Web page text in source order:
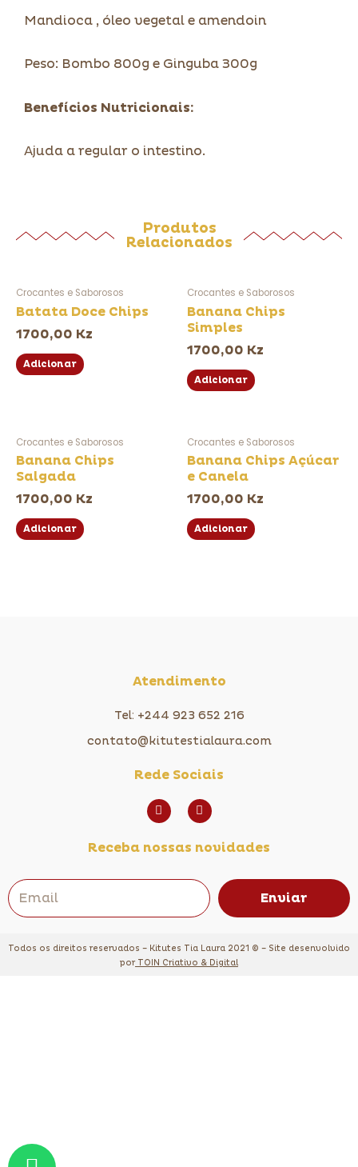
Mandioca , óleo vegetal e amendoin
Peso: Bombo 800g e Ginguba 300g
Benefícios Nutricionais:
Ajuda a regular o intestino.
Produtos
Relacionados
Crocantes e Saborosos
Batata Doce Chips
1700,00 Kz
Adicionar
Crocantes e Saborosos
Banana Chips
Simples
1700,00 Kz
Adicionar
Crocantes e Saborosos
Banana Chips
Salgada
1700,00 Kz
Adicionar
Crocantes e Saborosos
Banana Chips Açúcar
e Canela
1700,00 Kz
Adicionar
Atendimento
Tel: +244 923 652 216
contato@kitutestialaura.com
Rede Sociais
Receba nossas novidades
Enviar
Todos os direitos reservados – Kitutes Tia Laura 2021 © – Site desenvolvido
por TOIN Criativo & Digital